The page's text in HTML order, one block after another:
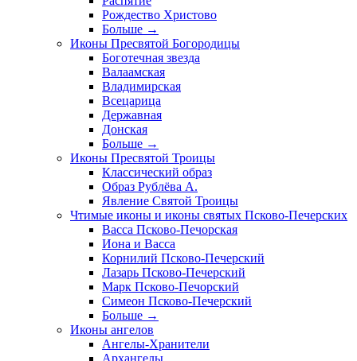
Рождество Христово
Больше →
Иконы Пресвятой Богородицы
Боготечная звезда
Валаамская
Владимирская
Всецарица
Державная
Донская
Больше →
Иконы Пресвятой Троицы
Классический образ
Образ Рублёва А.
Явление Святой Троицы
Чтимые иконы и иконы святых Псково-Печерских
Васса Псково-Печорская
Иона и Васса
Корнилий Псково-Печерский
Лазарь Псково-Печерский
Марк Псково-Печорский
Симеон Псково-Печерский
Больше →
Иконы ангелов
Ангелы-Хранители
Архангелы